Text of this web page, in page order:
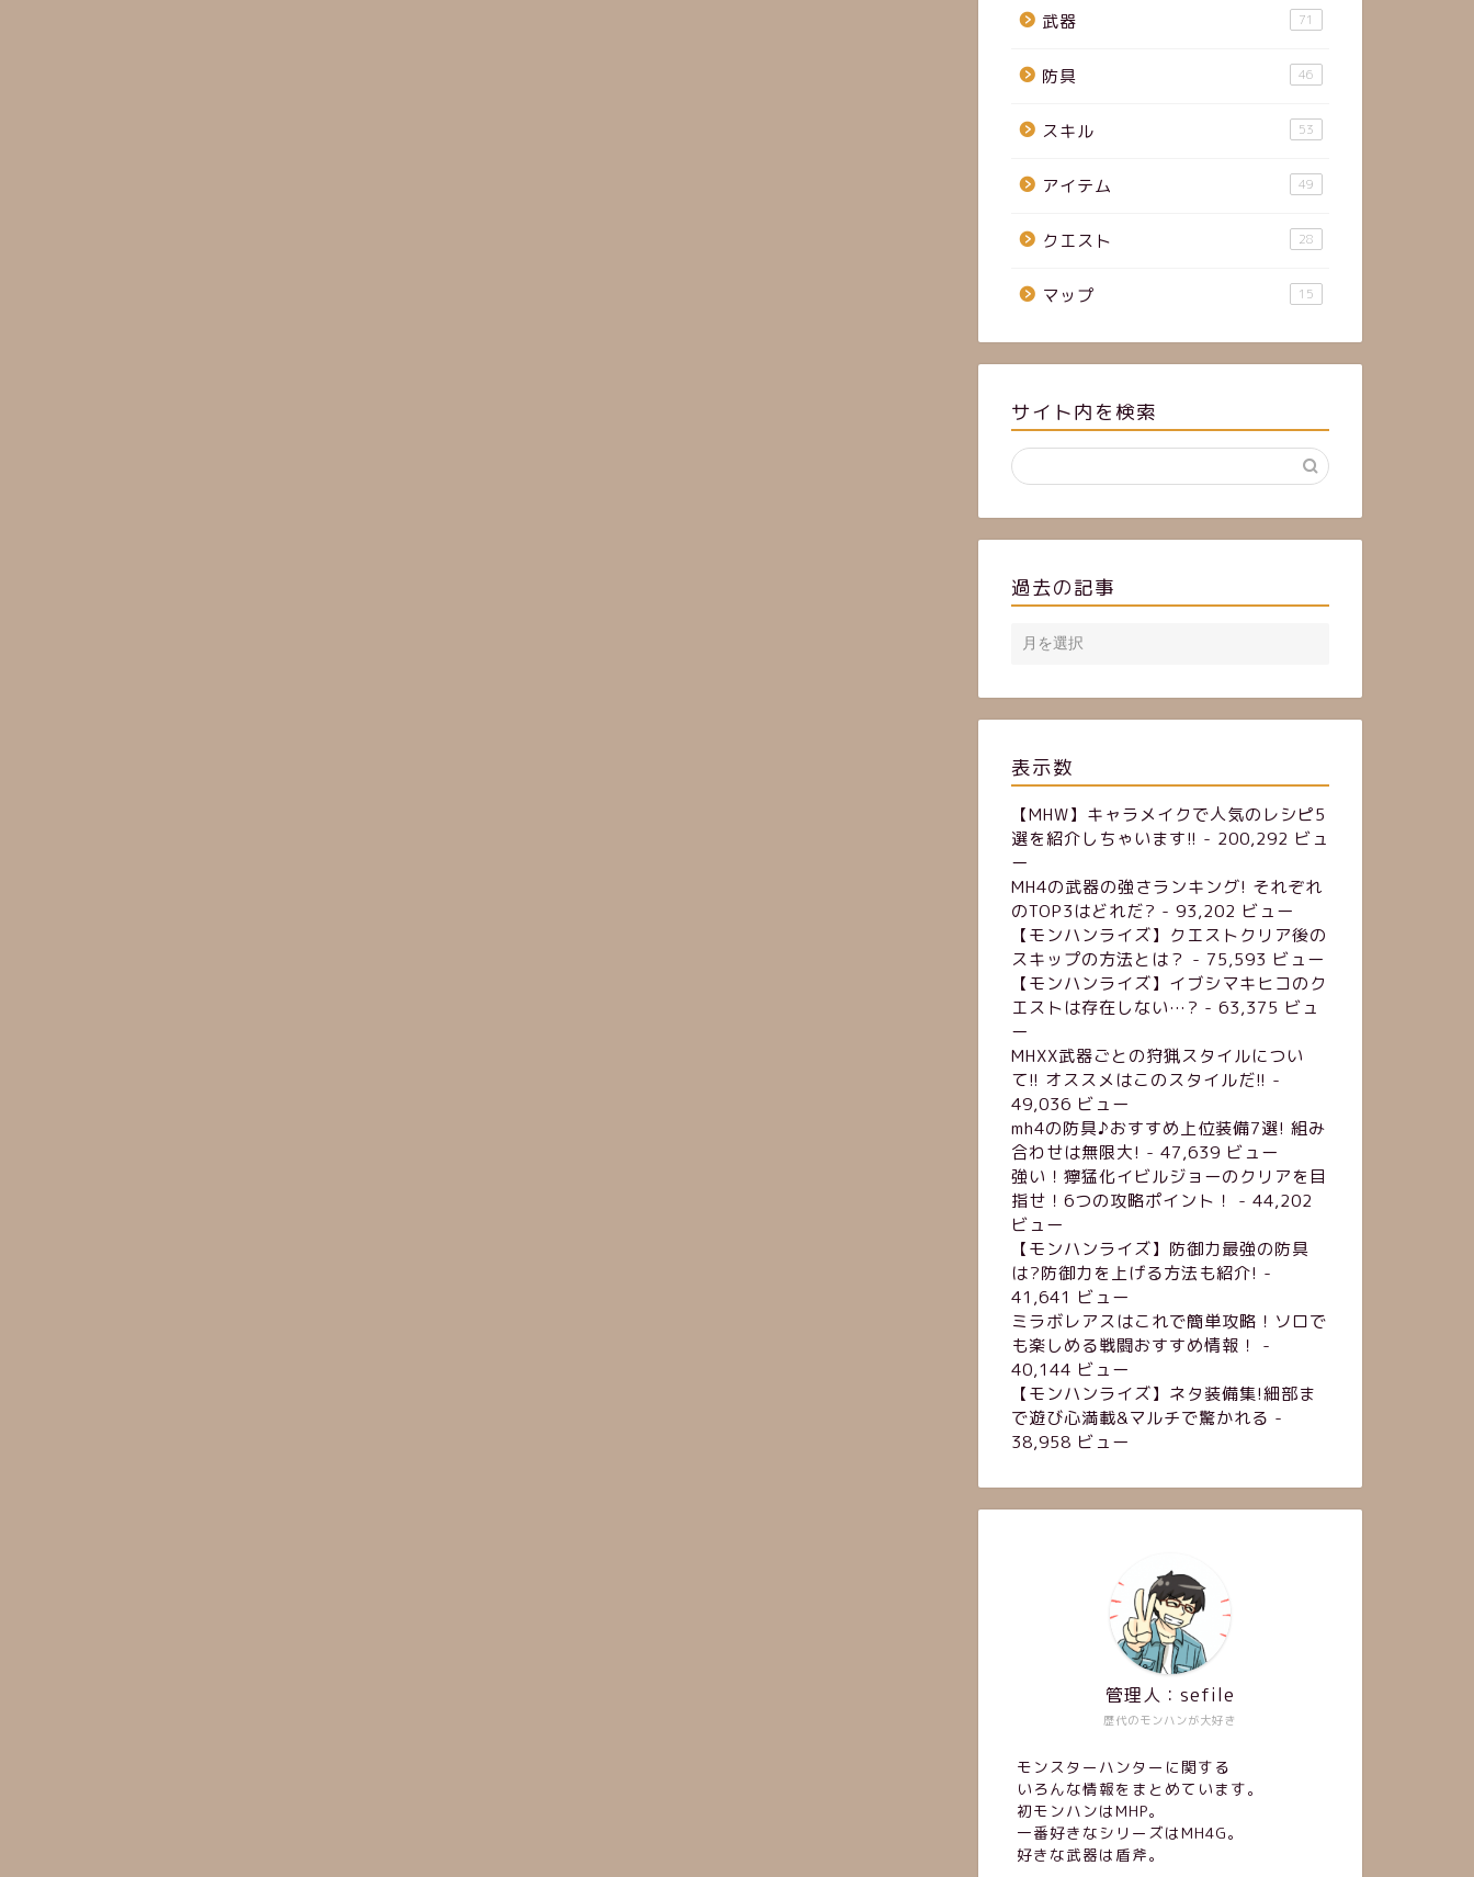
武器 71
防具 46
スキル 53
アイテム 49
クエスト 28
マップ 15
サイト内を検索
過去の記事
表示数
【MHW】キャラメイクで人気のレシピ5
選を紹介しちゃいます!! - 200,292 ビュ
ー
MH4の武器の強さランキング! それぞれ
のTOP3はどれだ? - 93,202 ビュー
【モンハンライズ】クエストクリア後の
スキップの方法とは？ - 75,593 ビュー
【モンハンライズ】イブシマキヒコのク
エストは存在しない…? - 63,375 ビュ
ー
MHXX武器ごとの狩猟スタイルについ
て!! オススメはこのスタイルだ!! -
49,036 ビュー
mh4の防具♪おすすめ上位装備7選! 組み
合わせは無限大! - 47,639 ビュー
強い！獰猛化イビルジョーのクリアを目
指せ！6つの攻略ポイント！
- 44,202
ビュー
【モンハンライズ】防御力最強の防具
は?防御力を上げる方法も紹介! -
41,641 ビュー
ミラボレアスはこれで簡単攻略！ソロで
も楽しめる戦闘おすすめ情報！
-
40,144 ビュー
【モンハンライズ】ネタ装備集!細部ま
で遊び心満載&マルチで驚かれる -
38,958 ビュー
歴代のモンハンが大好き
管理人：sefile
モンスターハンターに関する
いろんな情報をまとめています。
初モンハンはMHP。
一番好きなシリーズはMH4G。
好きな武器は盾斧。